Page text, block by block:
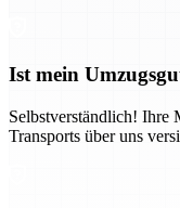
Ist mein
Selbstverständlich! Ihre
Transports über uns